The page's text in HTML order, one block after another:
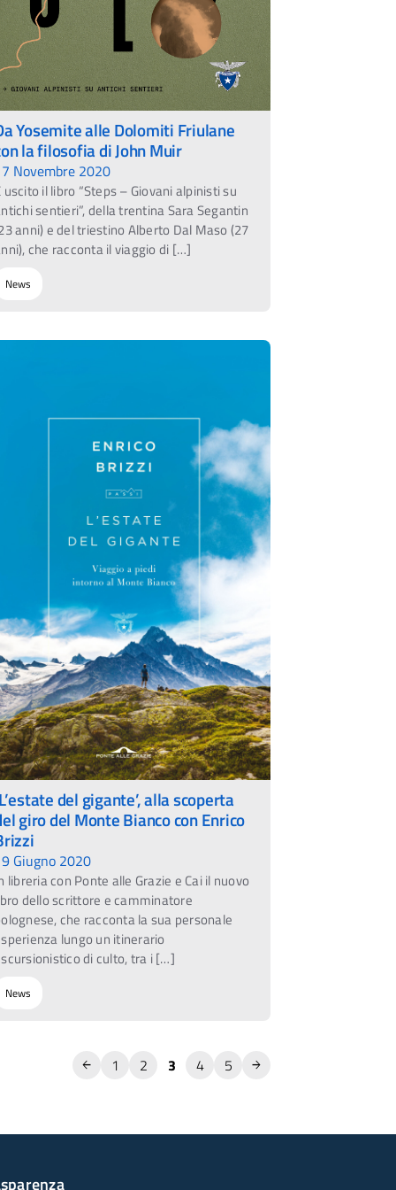
Yosemite alle Dolomiti Friulane
la filosofia di John Muir
Novembre 2020
uscito il libro “Steps – Giovani alpinisti su
sentieri”, della trentina Sara Segantin
anni) e del triestino Alberto Dal Maso (27
che racconta il viaggio di […]
News
del gigante’, alla scoperta
giro del Monte Bianco con Enrico
Giugno 2020
libreria con Ponte alle Grazie e Cai il nuovo
dello scrittore e camminatore
che racconta la sua personale
lungo un itinerario
di culto, tra i […]
News
1 2 3 4 5